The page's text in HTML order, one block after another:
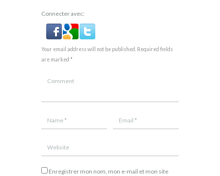
Connecter avec:
Your email address will not be published. Required fields
are marked *
Enregistrer mon nom, mon e-mail et mon site